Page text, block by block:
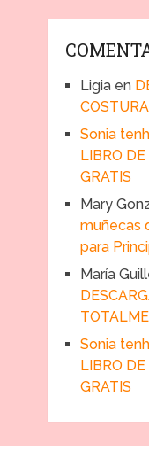
Ligiaen
Sonia
LIBRO
GRATIS
Mary
muñecas
para
María
Sonia
LIBRO
GRATIS